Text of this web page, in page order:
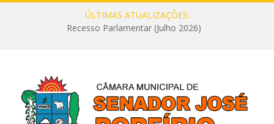
ÚLTIMAS ATUALIZAÇÕES:
Recesso Parlamentar (Julho 2026)